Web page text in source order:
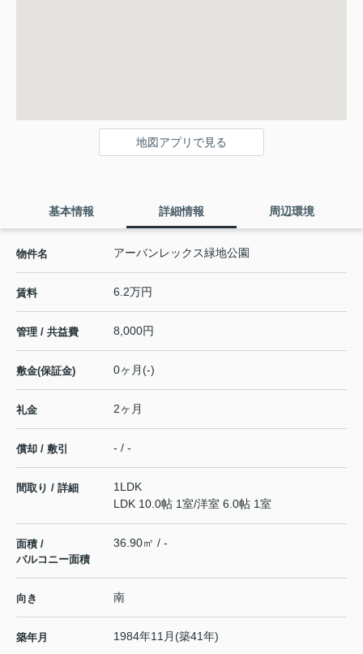
地図アプリで見る
基本情報 詳細情報 周辺環境
物件名 アーバンレックス緑地公園
賃料 6.2万円
管理 / 共益費 8,000円
敷金(保証金) 0ヶ月(-)
礼金 2ヶ月
償却 / 敷引 - / -
間取り / 詳細
1LDK
LDK 10.0帖 1室/洋室 6.0帖 1室
面積 /
バルコニー面積
36.90㎡ / -
向き 南
築年月 1984年11月(築41年)